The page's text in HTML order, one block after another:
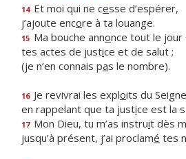
14 Et moi qui ne cesse d’espérer,
j’ajoute encore à ta louange.
15 Ma bouche annonce tout le jour
tes actes de justice et de salut ;
(je n’en connais pas le nombre).
16 Je revivrai les exploits du
en rappelant que ta justice est la
17 Mon Dieu, tu m’as instruit dès
jusqu’à présent, j’ai proclamé tes